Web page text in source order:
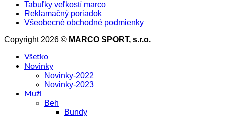
Tabuľky veľkostí marco
Reklamačný poriadok
Všeobecné obchodné podmienky
Copyright 2026 © MARCO SPORT, s.r.o.
Všetko
Novinky
Novinky-2022
Novinky-2023
Muži
Beh
Bundy